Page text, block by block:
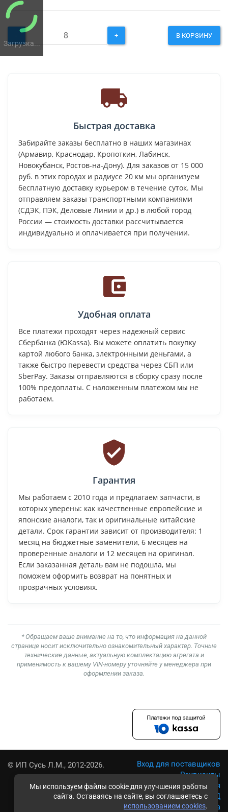
Мы используем файлы cookie для улучшения работы
сайта. Оставаясь на сайте, вы соглашаетесь с
использованием cookies.
Загрузка...
- + В КОРЗИНУ
Быстрая доставка
Забирайте заказы бесплатно в наших магазинах
(Армавир, Краснодар, Кропоткин, Лабинск,
Новокубанск, Ростов-на-Дону). Для заказов от 15 000
руб. в этих городах и радиусе 20 км мы организуем
бесплатную доставку курьером в течение суток. Мы
отправляем заказы транспортными компаниями
(СДЭК, ПЭК, Деловые Линии и др.) в любой город
России — стоимость доставки рассчитывается
индивидуально и оплачивается при получении.
Удобная оплата
Все платежи проходят через надежный сервис
Сбербанка (ЮKassa). Вы можете оплатить покупку
картой любого банка, электронными деньгами, а
также быстро перевести средства через СБП или
SberPay. Заказы отправляются в сборку сразу после
100% предоплаты. С наложенным платежом мы не
работаем.
Гарантия
Мы работаем с 2010 года и предлагаем запчасти, в
которых уверены: как качественные европейские и
японские аналоги, так и оригинальные китайские
детали. Срок гарантии зависит от производителя: 1
месяц на бюджетные заменители, 6 месяцев на
проверенные аналоги и 12 месяцев на оригинал.
Если заказанная деталь вам не подошла, мы
поможем оформить возврат на понятных и
прозрачных условиях.
* Обращаем ваше внимание на то, что информация на данной
странице носит исключительно ознакомительный характер. Точные
технические данные, актуальную комплектацию агрегата и
применимость к вашему VIN-номеру уточняйте у менеджера при
оформлении заказа.
© ИП Сусь Л.М., 2012-2026.
Вход для поставщиков
Реквизиты
Условия использования
Политика обработки ПД
Карта сайта